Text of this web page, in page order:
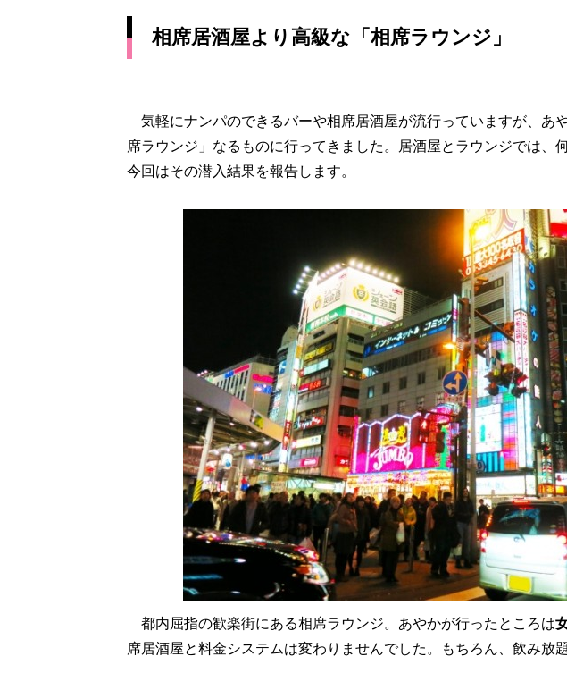
相席居酒屋より高級な「相席ラウンジ」
気軽にナンパのできるバーや相席居酒屋が流行っていますが、あ
席ラウンジ」なるものに行ってきました。居酒屋とラウンジでは、
今回はその潜入結果を報告します。
都内屈指の歓楽街にある相席ラウンジ。あやかが行ったところは
席居酒屋と料金システムは変わりませんでした。もちろん、飲み放題